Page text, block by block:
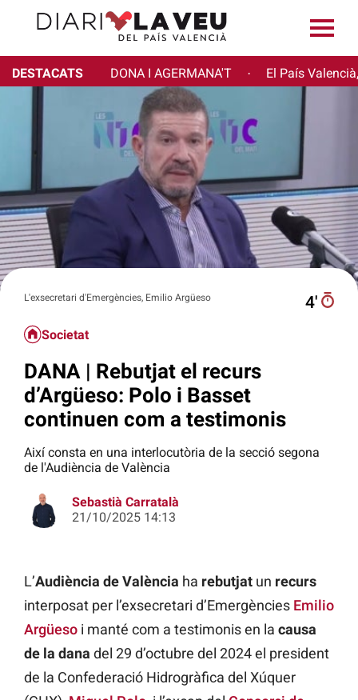
DESTACATS DONA I AGERMANA'T · El País
L'exsecretari d'Emergències, Emilio Argüeso 4′
Societat
DANA | Rebutjat el recurs
d’Argüeso: Polo i Basset
continuen com a testimonis
Així consta en una interlocutòria de la secció segona
de l'Audiència de València
Sebastià Carratalà
21/10/2025 14:13
L’Audiència de València ha rebutjat un recurs
interposat per l’exsecretari d’Emergències Emilio
Argüeso i manté com a testimonis en la causa
de la dana del 29 d’octubre del 2024 el president
de la Confederació Hidrogràfica del Xúquer